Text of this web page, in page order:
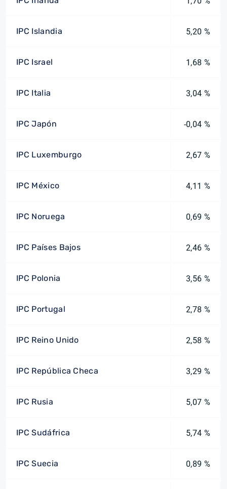
IPC Islandia 5,20 %
IPC Israel 1,68 %
IPC Italia 3,04 %
IPC Japón -0,04 %
IPC Luxemburgo 2,67 %
IPC México 4,11 %
IPC Noruega 0,69 %
IPC Países Bajos 2,46 %
IPC Polonia 3,56 %
IPC Portugal 2,78 %
IPC Reino Unido 2,58 %
IPC República Checa 3,29 %
IPC Rusia 5,07 %
IPC Sudáfrica 5,74 %
IPC Suecia 0,89 %